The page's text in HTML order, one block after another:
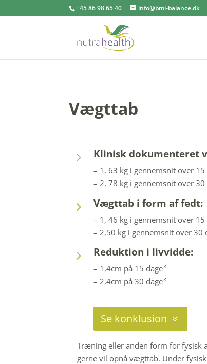
+45 86 98 65 40 info@bmi-balance.dk
Vægttab
5 Klinisk dokumenteret
– 1, 63 kg i gennemsnit over 15
– 2, 78 kg i gennemsnit over 30
5 Vægttab i form af fedt:
– 1, 46 kg i gennemsnit over 15
– 2,50 kg i gennemsnit over 30
5 Reduktion i livvidde:
– 1,4cm på 15 dage³
– 2,4cm på 30 dage³
Se konklusion
Træning eller anden form for fysisk
gerne vil opnå vægttab. Under